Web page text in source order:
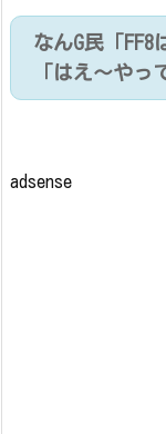
なんG民「
「はえ～やっ
adsense